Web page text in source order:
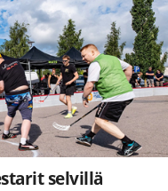
selvillä